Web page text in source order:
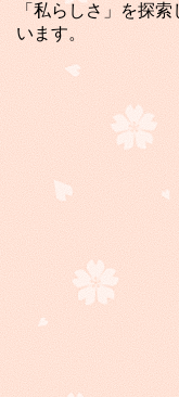
「私らしさ」を探
います。